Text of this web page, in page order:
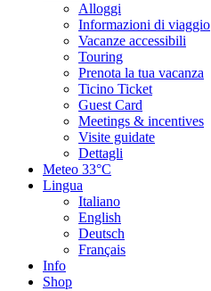
Alloggi
Informazioni di viaggio
Vacanze accessibili
Touring
Prenota la tua vacanza
Ticino Ticket
Guest Card
Meetings & incentives
Visite guidate
Dettagli
Meteo 33°C
Lingua
Italiano
English
Deutsch
Français
Info
Shop